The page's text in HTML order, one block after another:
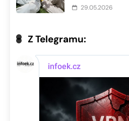
29.05.2026
Z Telegramu: